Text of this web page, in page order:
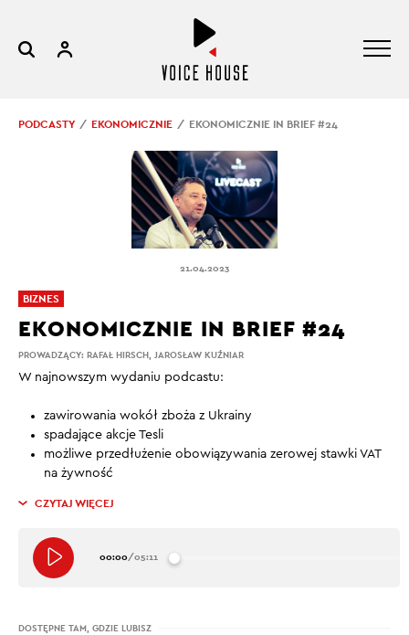
PODCASTY EKONOMICZNIE EKONOMICZNIE IN BRIEF #24
21.04.2023
PROWADZĄCY: RAFAŁ HIRSCH, JAROSŁAW KUŹNIAR
EKONOMICZNIE IN BRIEF #24
W najnowszym wydaniu podcastu:
zawirowania wokół zboża z Ukrainy
spadające akcje Tesli
możliwe przedłużenie obowiązywania zerowej stawki VAT
na żywność
CZYTAJ WIĘCEJ
00:00/05:11
DOSTĘPNE TAM, GDZIE LUBISZ
BIZNES